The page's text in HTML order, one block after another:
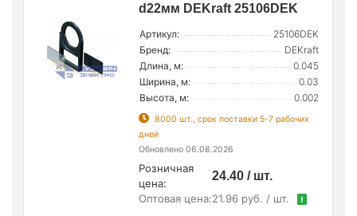
d22мм DEKraft 25106DEK
Артикул:
25106DEK
Бренд:
DEKraft
Длина, м:
0.045
Ширина, м:
0.03
Высота, м:
0.002
8000 шт., срок поставки 5-7 рабочих
дней
Обновлено 06.08.2026
Розничная
цена:
24.40 / шт.
Оптовая цена:21.96 руб. / шт. !